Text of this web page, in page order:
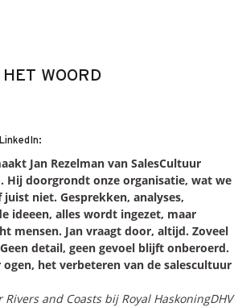
WOORD
Jan Rezelman van SalesCultuur
Hij doorgrondt onze organisatie, wat we
niet. Gesprekken, analyses,
ideeen, alles wordt ingezet, maar
mensen. Jan vraagt door, altijd. Zoveel
detail, geen gevoel blijft onberoerd.
het verbeteren van de salescultuur
Rivers and Coasts bij Royal HaskoningDHV